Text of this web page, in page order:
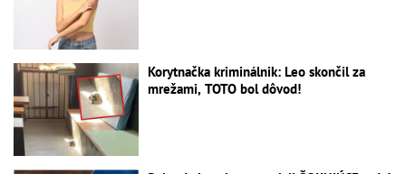
Korytnačka kriminálnik: Leo skončil za
mrežami, TOTO bol dôvod!